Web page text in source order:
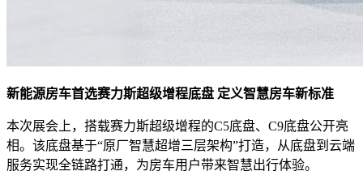
新能源房车首选赛力斯超级增程底盘 定义智慧房车新标准
本次展会上，搭载赛力斯超级增程的C5底盘、C9底盘公开亮
相。该底盘基于“原厂智慧超增三层架构”打造，从底盘到云端
服务实现全链路打通，为房车用户带来智慧出行体验。